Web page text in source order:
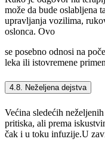
može da bude oslabljena
upravljanja vozilima,
oslonca. Ovo
se posebno odnosi na
leka ili istovremene
4.8. Neželjena dejstva
Većina sledećih
pritiska, ali prema
čak i u toku infuzije.U